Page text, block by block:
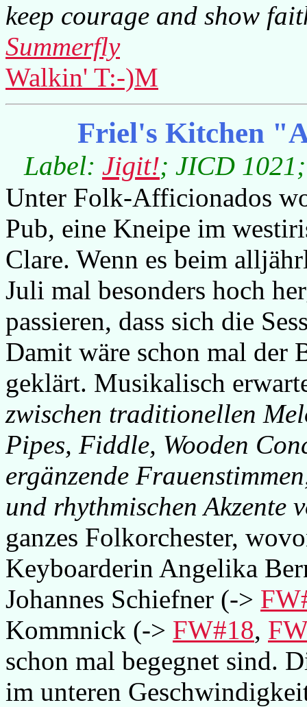
keep courage and show
Summerfly
Walkin' T:-)M
Friel's Kitchen
Label: Jigit!; JICD
Unter Folk-Afficionados
Pub, eine Kneipe im
Clare. Wenn es beim
Juli mal besonders hoch
passieren, dass sich die
Damit wäre schon mal der
geklärt. Musikalisch
zwischen traditionellen
Pipes, Fiddle, Wooden
ergänzende
und rhythmischen Akzente
ganzes Folkorchester,
Keyboarderin Angelika
Johannes Schiefner (->
Kommnick (-> FW#18,
schon mal begegnet sind.
im unteren